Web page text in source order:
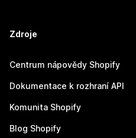
Zdroje
Centrum nápovědy Shopify
Dokumentace k rozhraní API
Komunita Shopify
Blog Shopify